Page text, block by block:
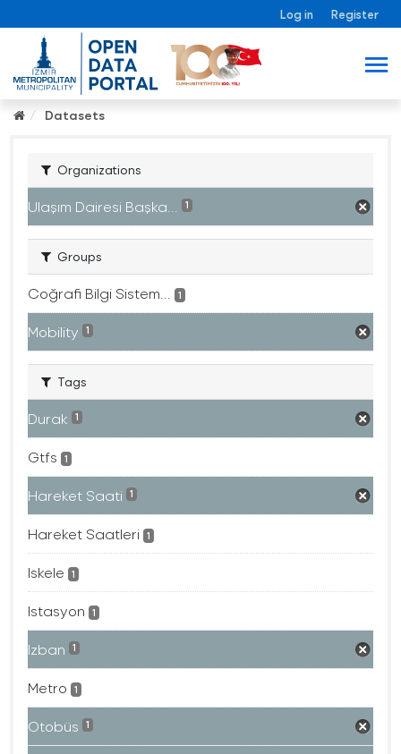
Log in Register
Datasets
Organizations
Ulaşım Dairesi Başka... 1
Groups
Coğrafi Bilgi Sistem... 1
Mobility 1
Tags
Durak 1
Gtfs 1
Hareket Saati 1
Hareket Saatleri 1
Iskele 1
Istasyon 1
Izban 1
Metro 1
Otobüs 1